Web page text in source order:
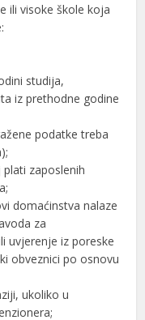
ili visoke škole koja
studija,
iz prethodne godine
podatke treba
zaposlenih
domaćinstva nalaze
za
uvjerenje iz poreske
obveznici po osnovu
ukoliko u